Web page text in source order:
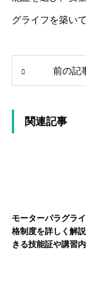
グライフを築い
前の記
関連記事
モーターパラグラ
格制度を詳しく解
きる技能証や講習